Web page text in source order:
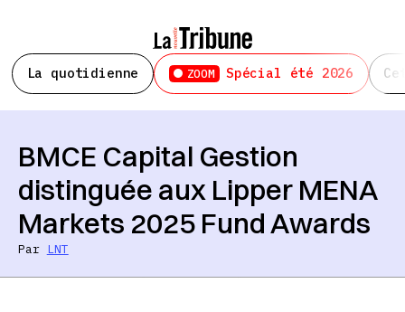
La quotidienne ZOOM Spécial été 2026
BMCE Capital Gestion
distinguée aux Lipper MENA
Markets 2025 Fund Awards
Par LNT